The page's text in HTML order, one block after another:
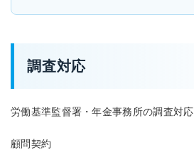
調査対応
労働基準監督署・年金事務所の調査対応
顧問契約